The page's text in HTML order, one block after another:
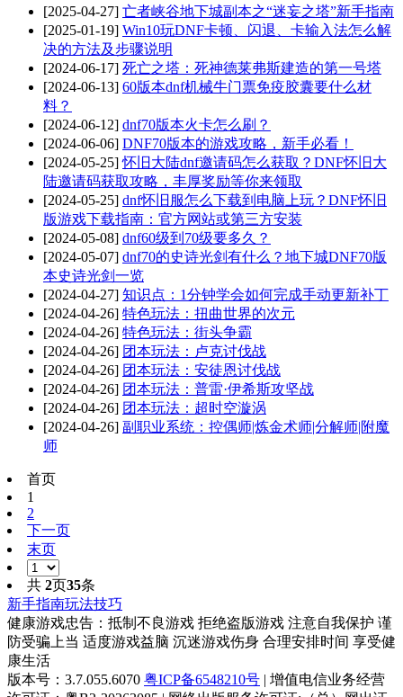
[2025-04-27] 亡者峡谷地下城副本之“迷妄之塔”新手指南
[2025-01-19] Win10玩DNF卡顿、闪退、卡输入法怎么解
决的方法及步骤说明
[2024-06-17] 死亡之塔：死神德莱弗斯建造的第一号塔
[2024-06-13] 60版本dnf机械牛门票免疫胶囊要什么材
料？
[2024-06-12] dnf70版本火卡怎么刷？
[2024-06-06] DNF70版本的游戏攻略，新手必看！
[2024-05-25] 怀旧大陆dnf邀请码怎么获取？DNF怀旧大
陆邀请码获取攻略，丰厚奖励等你来领取
[2024-05-25] dnf怀旧服怎么下载到电脑上玩？DNF怀旧
版游戏下载指南：官方网站或第三方安装
[2024-05-08] dnf60级到70级要多久？
[2024-05-07] dnf70的史诗光剑有什么？地下城DNF70版
本史诗光剑一览
[2024-04-27] 知识点：1分钟学会如何完成手动更新补丁
[2024-04-26] 特色玩法：扭曲世界的次元
[2024-04-26] 特色玩法：街头争霸
[2024-04-26] 团本玩法：卢克讨伐战
[2024-04-26] 团本玩法：安徒恩讨伐战
[2024-04-26] 团本玩法：普雷·伊希斯攻坚战
[2024-04-26] 团本玩法：超时空漩涡
[2024-04-26] 副职业系统：控偶师|炼金术师|分解师|附魔
师
首页
1
2
下一页
末页
共 2页35条
新手指南玩法技巧
健康游戏忠告：抵制不良游戏 拒绝盗版游戏 注意自我保护 谨
防受骗上当 适度游戏益脑 沉迷游戏伤身 合理安排时间 享受健
康生活
版本号：3.7.055.6070 粤ICP备6548210号 | 增值电信业务经营